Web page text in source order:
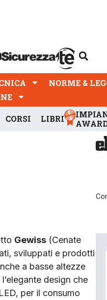
NORME &
CORSI LIBRI
Gewiss (Cenate
sviluppati e prodotti
a basse altezze
design che
per il consumo